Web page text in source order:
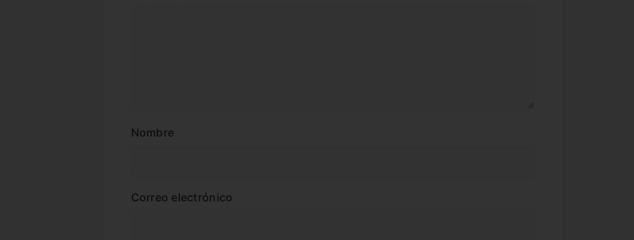
Nombre
Correo electrónico